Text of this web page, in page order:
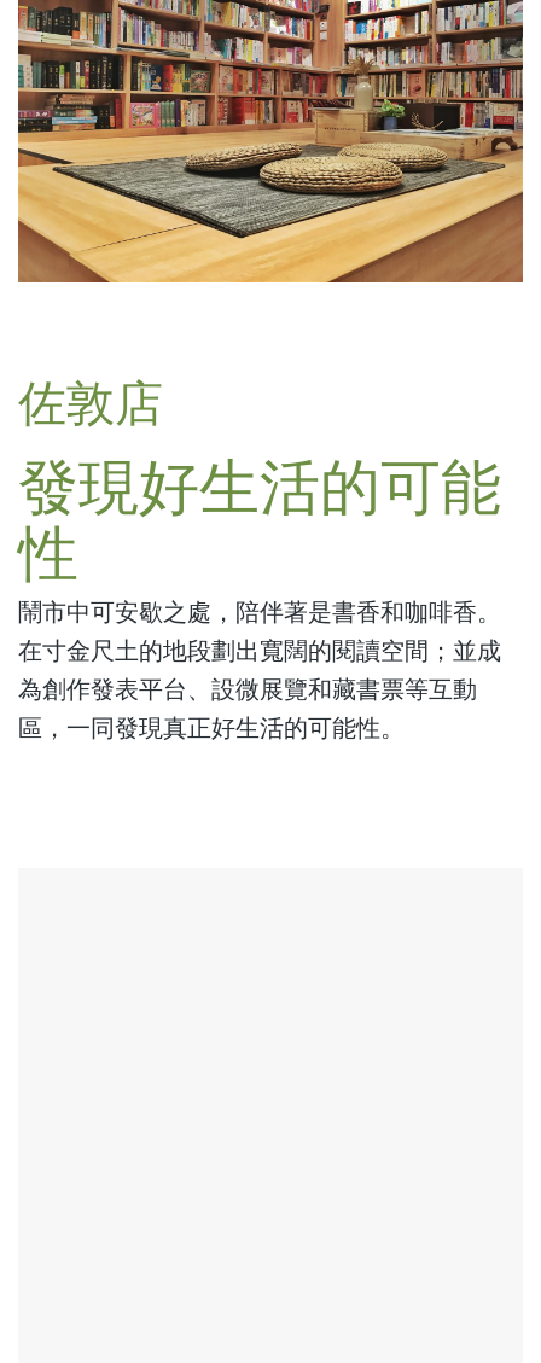
佐敦店
發現好生活的可能
性
鬧市中可安歇之處，陪伴著是書香和咖啡香。
在寸金尺土的地段劃出寬闊的閱讀空間；並成
為創作發表平台、設微展覽和藏書票等互動
區，一同發現真正好生活的可能性。